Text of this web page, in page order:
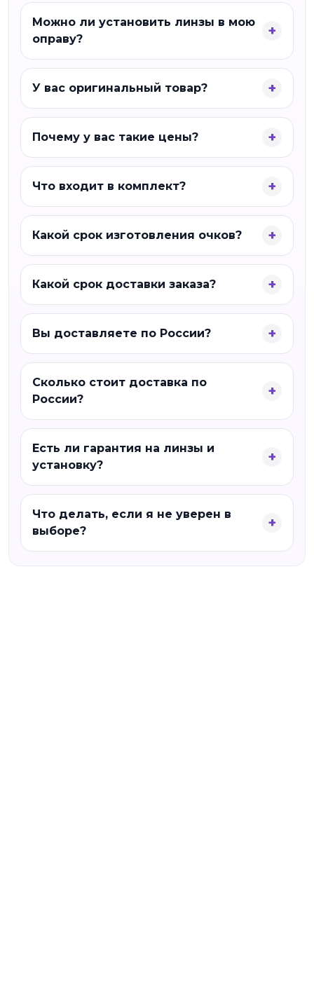
Можно ли установить линзы в мою
оправу?
У вас оригинальный товар?
Почему у вас такие цены?
Что входит в комплект?
Какой срок изготовления очков?
Какой срок доставки заказа?
Вы доставляете по России?
Сколько стоит доставка по
России?
Есть ли гарантия на линзы и
установку?
Что делать, если я не уверен в
выборе?